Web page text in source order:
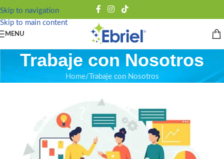
Skip to navigation
Skip to main content
MENU
Trabaje con Nosotros
Home Trabaje con Nosotros